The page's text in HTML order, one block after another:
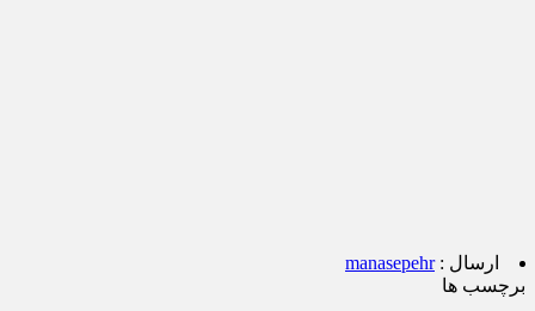
ارسال :manasepehr
برچسب ها